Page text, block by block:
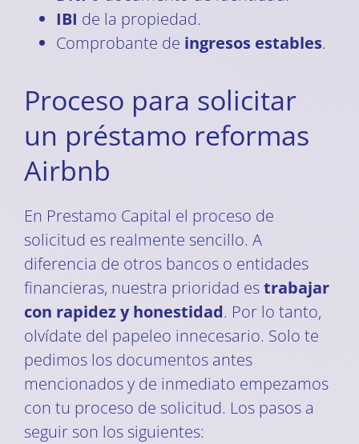
IBI de la propiedad.
Comprobante de ingresos estables.
Proceso para solicitar
un préstamo reformas
Airbnb
En Prestamo Capital el proceso de
solicitud es realmente sencillo. A
diferencia de otros bancos o entidades
financieras, nuestra prioridad estrabajar
con rapidez y honestidad. Por lo tanto,
olvídate del papeleo innecesario. Solo te
pedimos los documentos antes
mencionados y de inmediato empezamos
con tu proceso de solicitud. Los pasos a
seguir son los siguientes: